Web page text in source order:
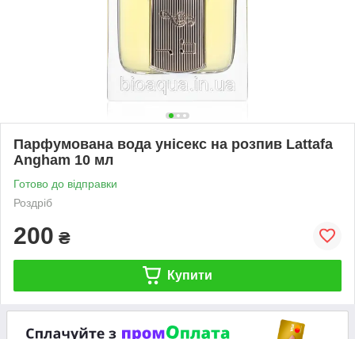
Парфумована вода унісекс на розпив Lattafa
Angham 10 мл
Готово до відправки
Роздріб
200 ₴
Купити